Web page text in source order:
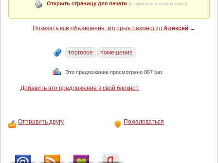
Открыть страницу для печати (откроется в новом окне)
Показать все объявления, которые разместил Алексей→
торговое помещение
Это предложение просмотрено 867 раз
Добавить это предложение в свой блокнот
Отправить другу Пожаловаться